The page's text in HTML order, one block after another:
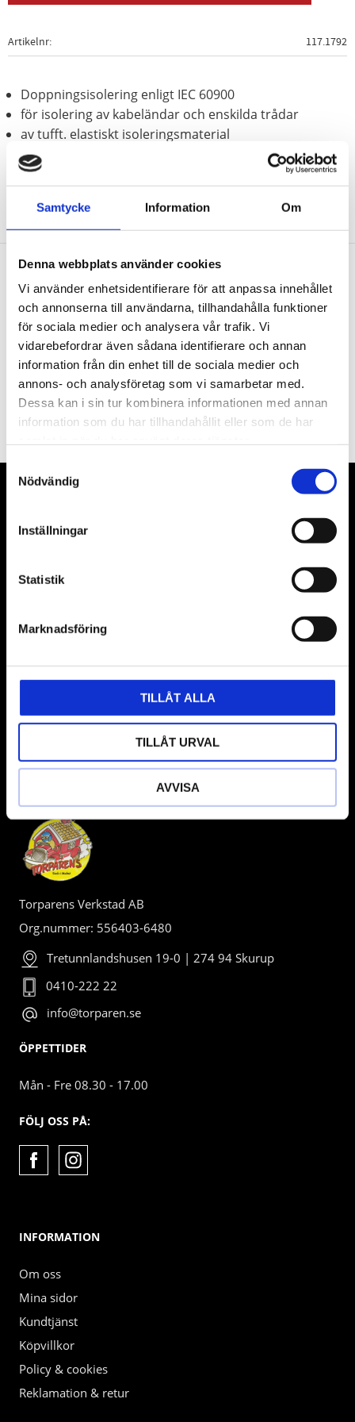
Samtycke Information Om
Denna webbplats använder cookies
Vi använder enhetsidentifierare för att anpassa innehållet
och annonserna till användarna, tillhandahålla funktioner
för sociala medier och analysera vår trafik. Vi
vidarebefordrar även sådana identifierare och annan
information från din enhet till de sociala medier och
annons- och analysföretag som vi samarbetar med.
Dessa kan i sin tur kombinera informationen med annan
information som du har tillhandahållit eller som de har
Samtyckesval
Nödvändig
Inställningar
Statistik
Marknadsföring
TILLÅT ALLA
TILLÅT URVAL
AVVISA
Artikelnr 117.1792
Doppningsisolering enligt IEC 60900
för isolering av kabeländar och enskilda trådar
av tufft. elastiskt isoleringsmaterial
Nyhetsbrev
PRENUMERERA
Dina personuppgifter behandlas i enlighet med vår integritetspolicy
Våra främsta leverantörer är KS Tools verktyg, ATH billyftar
gärna om vad som helst då vi gör vårt yttersta för att hjälpa
Torparens Verkstad AB
Org.nummer: 556403-6480
Tretunnlandshusen 19-0 | 274 94 Skurup
0410-222 22
info@torparen.se
ÖPPETTIDER
Mån - Fre 08.30 - 17.00
FÖLJ OSS PÅ:
INFORMATION
Om oss
Mina sidor
Kundtjänst
Köpvillkor
Policy & cookies
Reklamation & retur